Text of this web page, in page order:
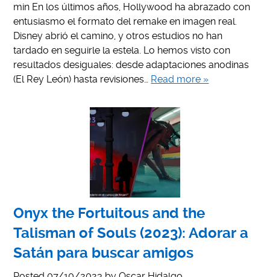
min En los últimos años, Hollywood ha abrazado con
entusiasmo el formato del remake en imagen real.
Disney abrió el camino, y otros estudios no han
tardado en seguirle la estela. Lo hemos visto con
resultados desiguales: desde adaptaciones anodinas
(El Rey León) hasta revisiones… Read more »
Onyx the Fortuitous and the
Talisman of Souls (2023): Adorar a
Satán para buscar amigos